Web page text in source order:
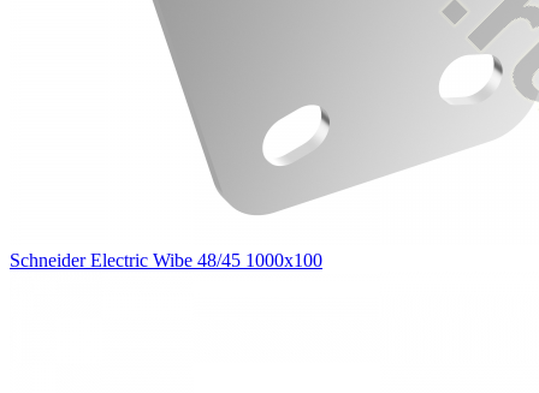
Schneider Electric Wibe 48/45 1000х100